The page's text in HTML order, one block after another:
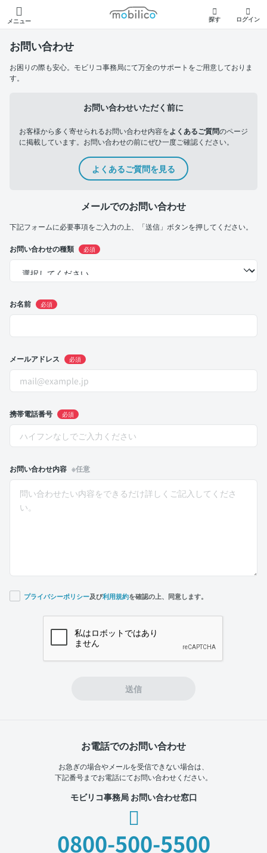
メニュー
モビリコ
探す ログイン
お問い合わせ
お困りの際も安心。モビリコ事務局にて万全のサポートをご用意しておりま
す。
お問い合わせいただく前に
お客様から多く寄せられるお問い合わせ内容をよくあるご質問のページ
に掲載しています。お問い合わせの前にぜひ一度ご確認ください。
よくあるご質問を見る
メールでのお問い合わせ
下記フォームに必要事項をご入力の上、「送信」ボタンを押してください。
お問い合わせの種類 必須
お名前 必須
メールアドレス 必須
携帯電話番号 必須
お問い合わせ内容 ※任意
プライバシーポリシー及び利用規約を確認の上、同意します。
送信
お電話でのお問い合わせ
お急ぎの場合やメールを受信できない場合は、
下記番号までお電話にてお問い合わせください。
モビリコ事務局 お問い合わせ窓口
0800-500-5500